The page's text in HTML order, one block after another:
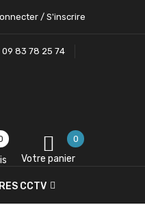
/ S'inscrire
09 83 78 25 74
0
Votre panier
CCTV